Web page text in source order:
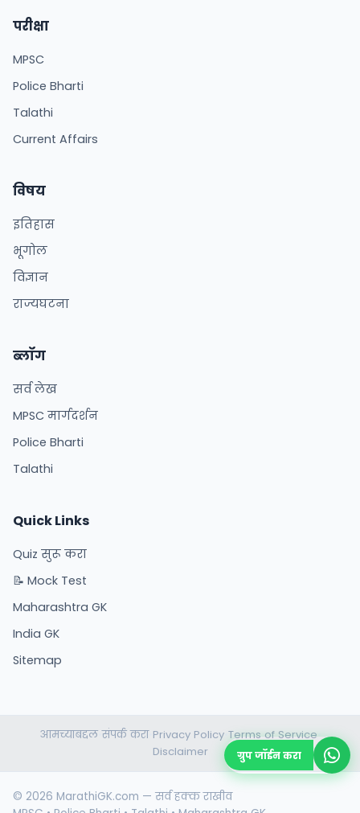
परीक्षा
MPSC
Police Bharti
Talathi
Current Affairs
विषय
इतिहास
भूगोल
विज्ञान
राज्यघटना
ब्लॉग
सर्व लेख
MPSC मार्गदर्शन
Police Bharti
Talathi
Quick Links
Quiz सुरू करा
📝 Mock Test
Maharashtra GK
India GK
Sitemap
आमच्याबद्दल•संपर्क करा• Privacy Policy• Terms of Service•
Disclaimer
© 2026 MarathiGK.com — सर्व हक्क राखीव
ग्रुप जॉईन करा